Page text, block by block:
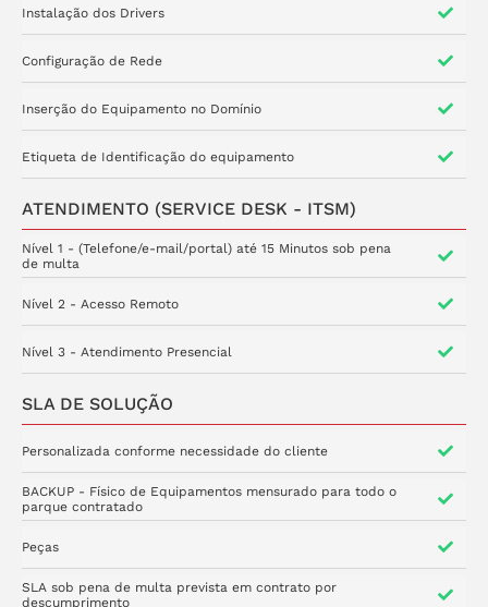
Instalação dos Drivers
Configuração de Rede
Inserção do Equipamento no Domínio
Etiqueta de Identificação do equipamento
ATENDIMENTO (SERVICE DESK - ITSM)
Nível 1 - (Telefone/e-mail/portal) até 15 Minutos sob pena
de multa
Nível 2 - Acesso Remoto
Nível 3 - Atendimento Presencial
SLA DE SOLUÇÃO
Personalizada conforme necessidade do cliente
BACKUP - Físico de Equipamentos mensurado para todo o
parque contratado
Peças
SLA sob pena de multa prevista em contrato por
descumprimento